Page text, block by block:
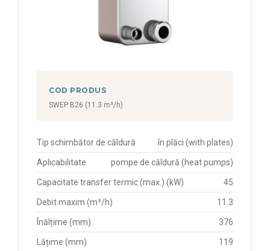
COD PRODUS
SWEP B26 (11.3 m³/h)
Tip schimbător de căldură în plăci (with plates)
Aplicabilitate pompe de căldură (heat pumps)
Capacitate transfer termic (max.) (kW) 45
Debit maxim (m³/h) 11.3
Înălțime (mm) 376
Lățime (mm) 119